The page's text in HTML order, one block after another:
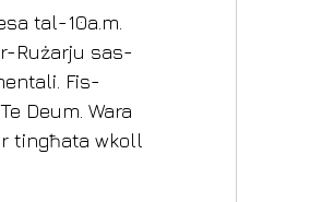
tal-10a.m.
Rużarju sas-
Fis-
Deum. Wara
tingħata wkoll